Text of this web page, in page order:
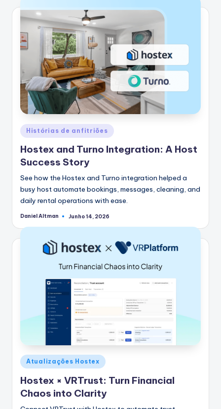
Postado
em
Histórias de anfitriões
Hostex and Turno Integration: A Host
Success Story
See how the Hostex and Turno integration helped a
busy host automate bookings, messages, cleaning, and
daily rental operations with ease.
Postado
Daniel Altman Junho 14, 2026
Postado
em
Atualizações Hostex
Hostex × VRTrust: Turn Financial
Chaos into Clarity